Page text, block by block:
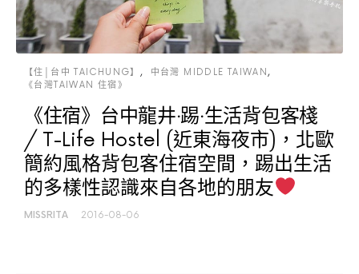
【住│台中 TAICHUNG】
中台灣 MIDDLE TAIWAN
《台灣TAIWAN 住宿》
《住宿》台中龍井‧踢‧生活背包客棧
/ T-Life Hostel (近東海夜市)，北歐
簡約風格背包客住宿空間，踢出生活
的多樣性認識來自各地的朋友
MISSRITA 2016-08-06